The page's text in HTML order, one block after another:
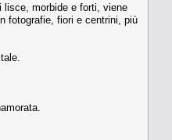
lisce, morbide e forti, viene
fotografie, fiori e centrini, più